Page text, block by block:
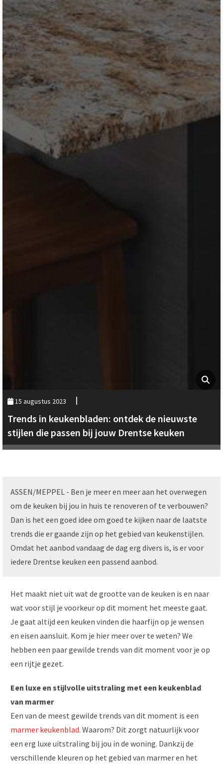
15 augustus 2023
Trends in keukenbladen: ontdek de nieuwste
stijlen die passen bij jouw Drentse keuken
ASSEN/MEPPEL - Ben je meer en meer aan het overwegen
om de keuken bij jou in huis te renoveren of te verbouwen?
Dan is het een goed idee om goed te kijken naar de laatste
trends die er gaande zijn op het gebied van keukenstijlen.
Omdat het aanbod vandaag de dag erg divers is, is er voor
iedere Drentse keuken een passend aanbod.
Het maakt niet uit wat de grootte van de keuken is en naar
wat voor stijl je voorkeur op dit moment het meeste gaat.
Je gaat altijd een keuken vinden die haarfijn op je wensen
en eisen aansluit. Kom je hier meer over te weten? We
hebben een paar gewilde trends van dit moment voor je op
een rijtje gezet.
Een luxe en stijlvolle uitstraling met een keukenblad
van marmer
Een van de meest gewilde trends van dit moment is een
marmer keukenblad. Waarom? Dit zorgt natuurlijk voor
een erg luxe uitstraling bij jou in de woning. Dankzij de
verschillende kleuren op het gebied van marmer en het